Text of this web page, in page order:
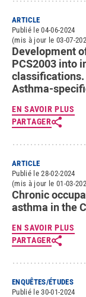
ARTICLE
Publié le 04-06-2024
(mis à jour le 03-07-
Development
PCS2003 into
Asthma-
EN SAVOIR PLUS
PARTAGER
ARTICLE
Publié le 28-02-2024
(mis à jour le 01-03-
Chronic
asthma in the
EN SAVOIR PLUS
PARTAGER
ENQUÊTES/ÉTUDES
Publié le 30-01-2024